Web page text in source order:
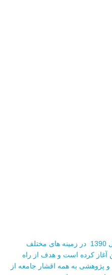
تیم پژوهشی کوله پشتی از اواخر سال 1390 در زمینه های مختلف
آغاز کرده است و هدف از راه
پژوهشی به همه اقشار جامعه از